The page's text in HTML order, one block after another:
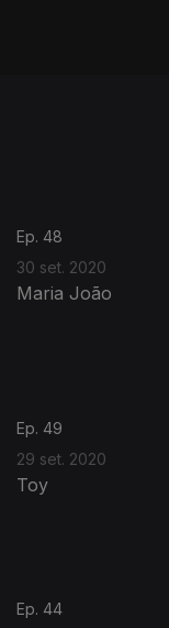
Ep. 48
30 set. 2020
Maria João
Ep. 49
29 set. 2020
Toy
Ep. 44